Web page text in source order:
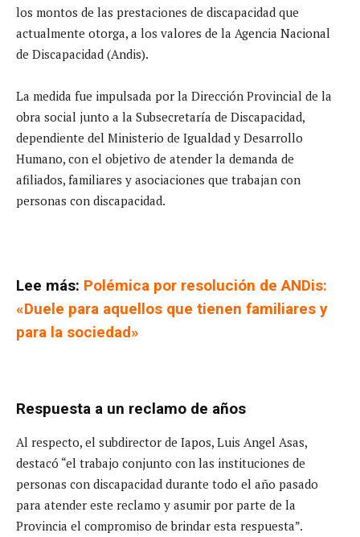
los montos de las prestaciones de discapacidad que
actualmente otorga, a los valores de la Agencia Nacional
de Discapacidad (Andis).
La medida fue impulsada por la Dirección Provincial de la
obra social junto a la Subsecretaría de Discapacidad,
dependiente del Ministerio de Igualdad y Desarrollo
Humano, con el objetivo de atender la demanda de
afiliados, familiares y asociaciones que trabajan con
personas con discapacidad.
Lee más: Polémica por resolución de ANDis:
«Duele para aquellos que tienen familiares y
para la sociedad»
Respuesta a un reclamo de años
Al respecto, el subdirector de Iapos, Luis Angel Asas,
destacó “el trabajo conjunto con las instituciones de
personas con discapacidad durante todo el año pasado
para atender este reclamo y asumir por parte de la
Provincia el compromiso de brindar esta respuesta”.